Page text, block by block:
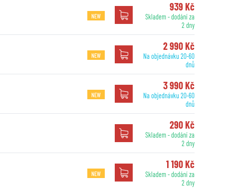
NEW
939 Kč
Skladem - dodání za
2 dny
NEW
2 990 Kč
Na objednávku 20-60
dnů
NEW
3 990 Kč
Na objednávku 20-60
dnů
290 Kč
Skladem - dodání za
2 dny
NEW
1 190 Kč
Skladem - dodání za
2 dny